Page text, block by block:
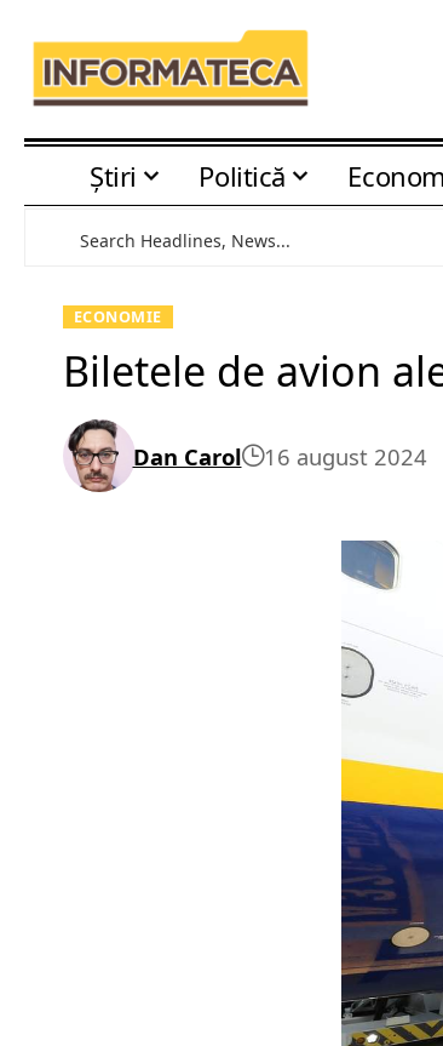
Știri Politică
ECONOMIE
Biletele de avion
Dan Carol 16 august 2024